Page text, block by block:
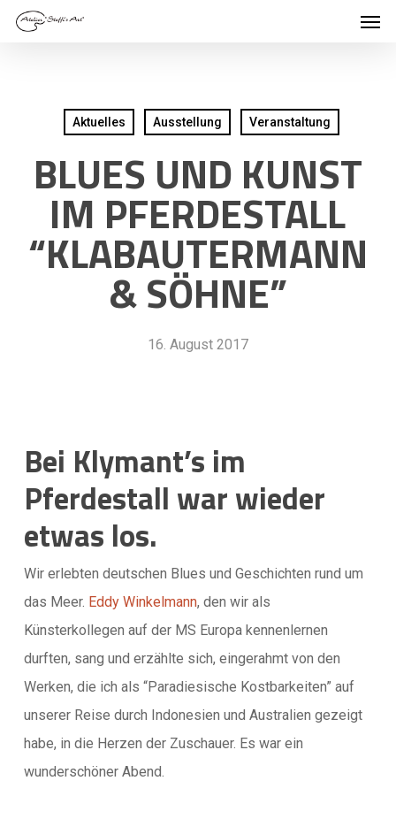
Skip
Aktuelles Ausstellung Veranstaltung
BLUES UND KUNST
IM PFERDESTALL
“KLABAUTERMANN
& SÖHNE”
16. August 2017
Bei Klymant’s im
Pferdestall war wieder
etwas los.
Wir erlebten deutschen Blues und Geschichten rund um
das Meer. Eddy Winkelmann, den wir als
Künsterkollegen auf der MS Europa kennenlernen
durften, sang und erzählte sich, eingerahmt von den
Werken, die ich als “Paradiesische Kostbarkeiten” auf
unserer Reise durch Indonesien und Australien gezeigt
habe, in die Herzen der Zuschauer. Es war ein
wunderschöner Abend.